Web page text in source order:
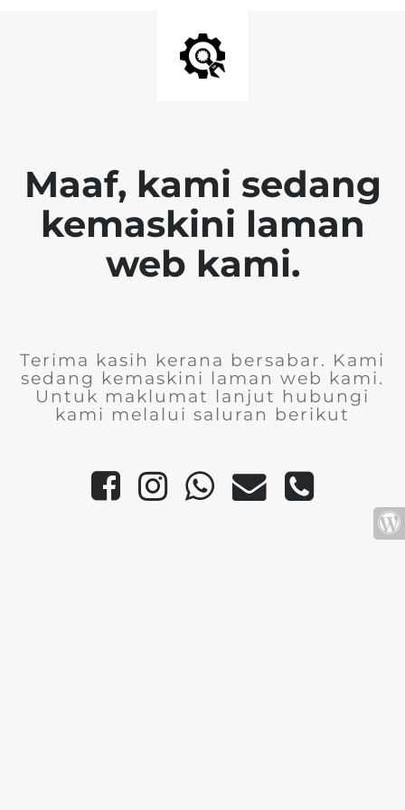
Maaf, kami sedang
kemaskini laman
web kami.
Terima kasih kerana bersabar. Kami
sedang kemaskini laman web kami.
Untuk maklumat lanjut hubungi
kami melalui saluran berikut